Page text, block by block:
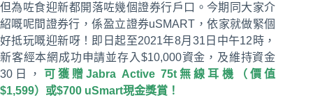
但為咗食迎新都開落咗幾個證券行戶口。今期同大家介
紹嘅呢間證券行，係盈立證券uSMART，依家就做緊個
好抵玩嘅迎新呀！即日起至2021年8月31日中午12時，
新客經本網成功申請並存入$10,000資金，及維持資金
30日， 可獲贈Jabra Active 75t無線耳機（價值
$1,599）或$700 uSmart現金獎賞！